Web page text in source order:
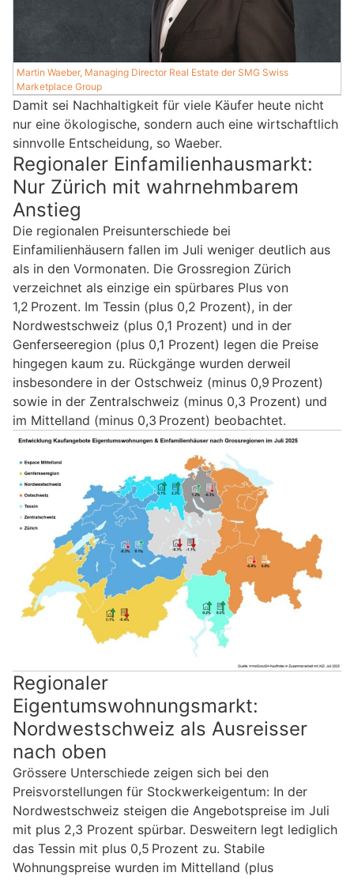
Martin Waeber, Managing Director Real Estate der SMG Swiss
Marketplace Group
Damit sei Nachhaltigkeit für viele Käufer heute nicht
nur eine ökologische, sondern auch eine wirtschaftlich
sinnvolle Entscheidung, so Waeber.
Regionaler Einfamilienhausmarkt:
Nur Zürich mit wahrnehmbarem
Anstieg
Die regionalen Preisunterschiede bei
Einfamilienhäusern fallen im Juli weniger deutlich aus
als in den Vormonaten. Die Grossregion Zürich
verzeichnet als einzige ein spürbares Plus von
1,2 Prozent. Im Tessin (plus 0,2 Prozent), in der
Nordwestschweiz (plus 0,1 Prozent) und in der
Genferseeregion (plus 0,1 Prozent) legen die Preise
hingegen kaum zu. Rückgänge wurden derweil
insbesondere in der Ostschweiz (minus 0,9 Prozent)
sowie in der Zentralschweiz (minus 0,3 Prozent) und
im Mittelland (minus 0,3 Prozent) beobachtet.
Regionaler
Eigentumswohnungsmarkt:
Nordwestschweiz als Ausreisser
nach oben
Grössere Unterschiede zeigen sich bei den
Preisvorstellungen für Stockwerkeigentum: In der
Nordwestschweiz steigen die Angebotspreise im Juli
mit plus 2,3 Prozent spürbar. Desweitern legt lediglich
das Tessin mit plus 0,5 Prozent zu. Stabile
Wohnungspreise wurden im Mittelland (plus